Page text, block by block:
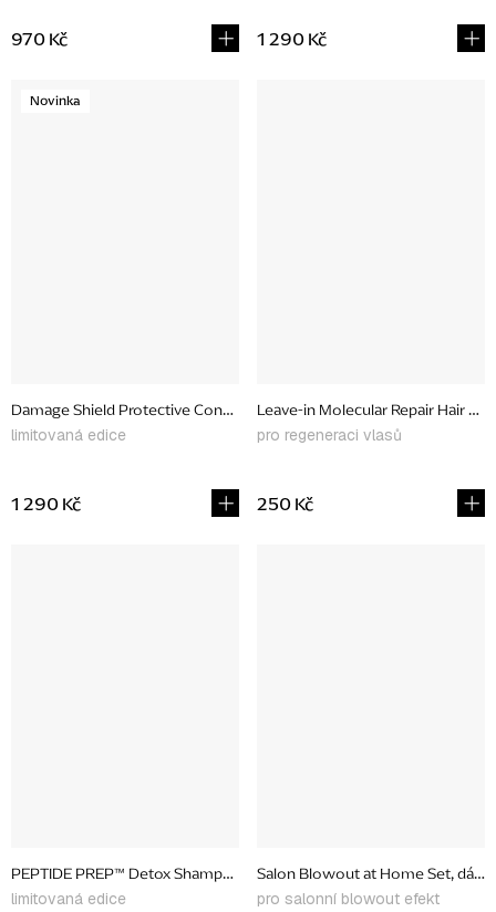
970 Kč 1 290 Kč
Novinka
Damage Shield Protective Conditioner, 473 ml
limitovaná edice
1 290 Kč
Leave-in Molecular Repair Hair
pro regeneraci vlasů
250 Kč
PEPTIDE PREP™ Detox Shampoo, 473 ml
limitovaná edice
Salon Blowout at Home Set,
pro salonní blowout efekt